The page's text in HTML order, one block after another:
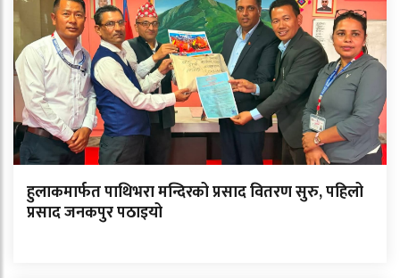
हुलाकमार्फत पाथिभरा मन्दिरको प्रसाद वितरण सुरु, पहिलो
प्रसाद जनकपुर पठाइयो